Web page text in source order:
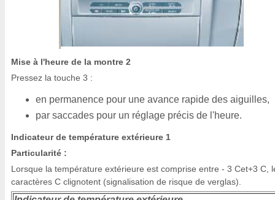
Mise à l'heure de la montre 2
Pressez la touche 3 :
en permanence pour une avance rapide des aiguilles,
par saccades pour un réglage précis de l'heure.
Indicateur de température extérieure 1
Particularité :
Lorsque la température extérieure est comprise entre - 3 Cet+3 C,
caractères C clignotent (signalisation de risque de verglas).